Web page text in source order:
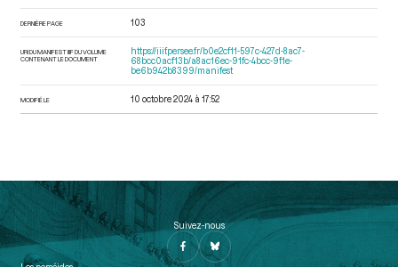
DERNIÈRE PAGE 103
URI DU MANIFEST IIIF DU VOLUME
CONTENANT LE DOCUMENT
https://iiif.persee.fr/b0e2cf11-597c-427d-8ac7-
68bcc0acf13b/a8ac16ec-91fc-4bcc-9f1e-
be6b942b8399/manifest
MODIFIÉ LE 10 octobre 2024 à 17:52
Suivez-nous